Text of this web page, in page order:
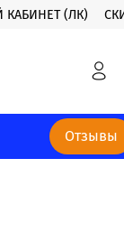
(ЛК)
Отзывы